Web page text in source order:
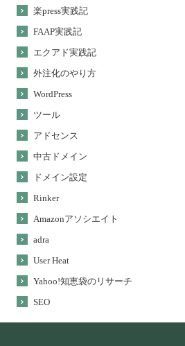
楽press実践記
FAAP実践記
エクアド実践記
外注化のやり方
WordPress
ツール
アドセンス
中古ドメイン
ドメイン設定
Rinker
Amazonアソシエイト
adra
User Heat
Yahoo!知恵袋のリサーチ
SEO